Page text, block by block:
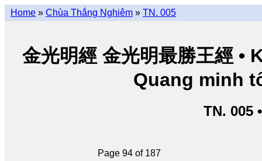
Home » Chùa Thắng Nghiêm » TN. 005
金光明經 金光明最勝王經
Quang minh
TN. 005
Page 94 of 187